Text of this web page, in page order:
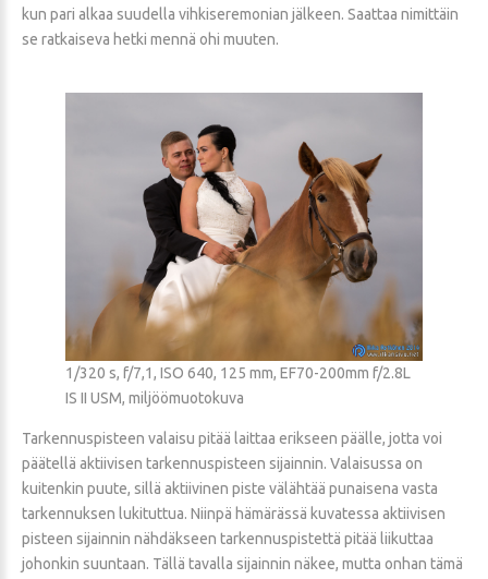
kun pari alkaa suudella vihkiseremonian jälkeen. Saattaa nimittäin
se ratkaiseva hetki mennä ohi muuten.
1/320 s, f/7,1, ISO 640, 125 mm, EF70-200mm f/2.8L
IS II USM, miljöömuotokuva
Tarkennuspisteen valaisu pitää laittaa erikseen päälle, jotta voi
päätellä aktiivisen tarkennuspisteen sijainnin. Valaisussa on
kuitenkin puute, sillä aktiivinen piste välähtää punaisena vasta
tarkennuksen lukituttua. Niinpä hämärässä kuvatessa aktiivisen
pisteen sijainnin nähdäkseen tarkennuspistettä pitää liikuttaa
johonkin suuntaan. Tällä tavalla sijainnin näkee, mutta onhan tämä